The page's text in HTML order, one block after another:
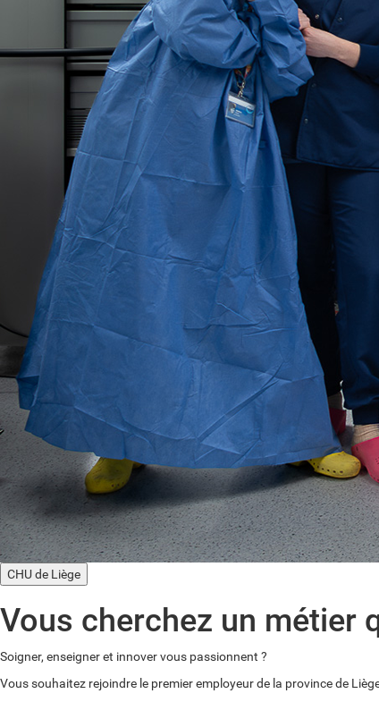
CHU de Liège
Vous cherchez un métier
Soigner, enseigner et innover vous passionnent ?
Vous souhaitez rejoindre le premier employeur de la province de